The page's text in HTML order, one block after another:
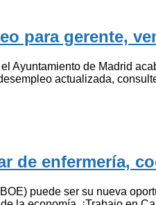
para gerente,
Ayuntamiento de Madrid
actualizada,
de enfermería,
puede ser su nueva